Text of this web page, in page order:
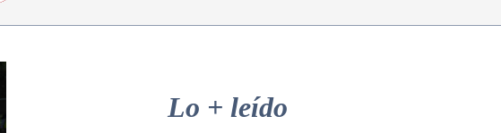
Sidebar
Lo + leído